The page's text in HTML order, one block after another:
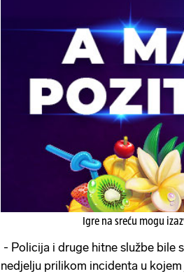
Igre na sreću mogu
- Policija i druge hitne službe bile
nedjelju prilikom incidenta u